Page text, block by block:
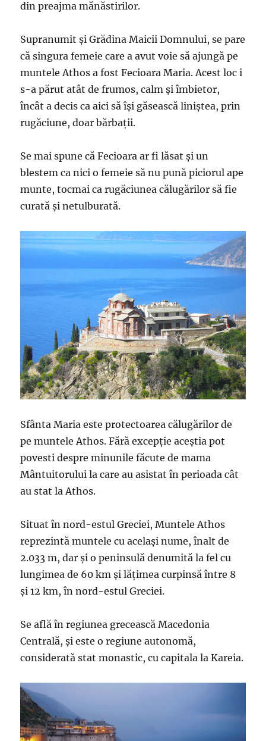
din preajma mănăstirilor.
Supranumit și Grădina Maicii Domnului, se pare
că singura femeie care a avut voie să ajungă pe
muntele Athos a fost Fecioara Maria. Acest loc i
s-a părut atât de frumos, calm și îmbietor,
încât a decis ca aici să își găsească liniștea, prin
rugăciune, doar bărbații.
Se mai spune că Fecioara ar fi lăsat și un
blestem ca nici o femeie să nu pună piciorul ape
munte, tocmai ca rugăciunea călugărilor să fie
curată și netulburată.
Sfânta Maria este protectoarea călugărilor de
pe muntele Athos. Fără excepție aceștia pot
povesti despre minunile făcute de mama
Mântuitorului la care au asistat în perioada cât
au stat la Athos.
Situat în nord-estul Greciei, Muntele Athos
reprezintă muntele cu același nume, înalt de
2.033 m, dar și o peninsulă denumită la fel cu
lungimea de 60 km și lățimea curpinsă între 8
și 12 km, în nord-estul Greciei.
Se află în regiunea grecească Macedonia
Centrală, și este o regiune autonomă,
considerată stat monastic, cu capitala la Kareia.